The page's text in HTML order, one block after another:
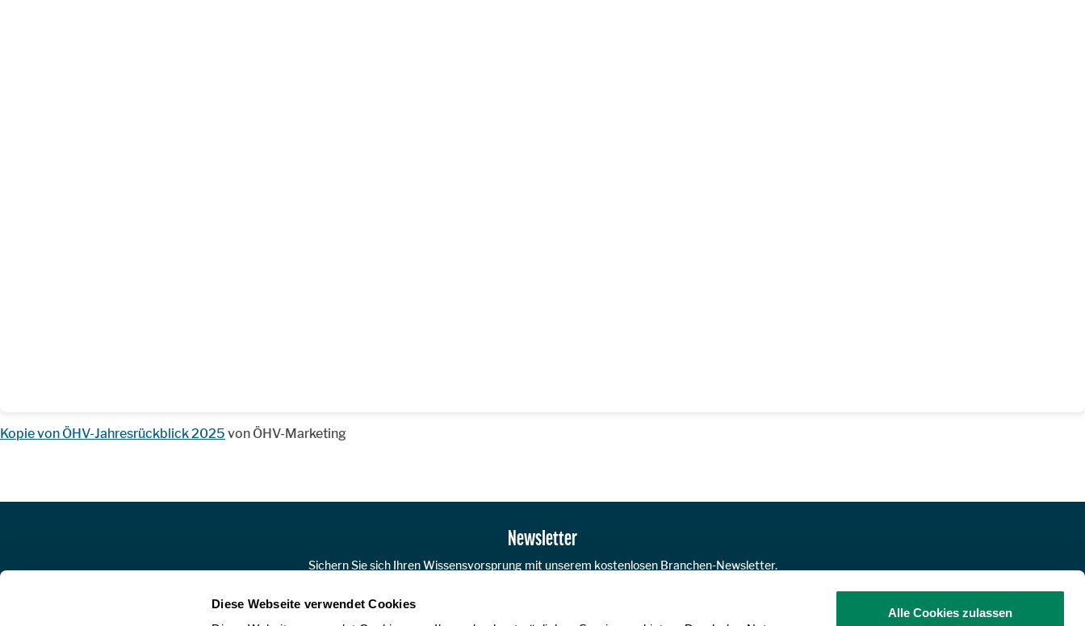
Diese Webseite verwendet Cookies
Alle Cookies zulassen
Kopie von ÖHV-Jahresrückblick 2025 von ÖHV-Marketing
Newsletter
Sichern Sie sich Ihren Wissensvorsprung mit unserem kostenlosen Branchen-Newsletter.